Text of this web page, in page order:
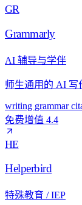
GR
Grammarly
AI 辅导与学伴
师生通用的 AI
writing grammar
免费增值 4.4
HE
Helperbird
特殊教育 / IEP